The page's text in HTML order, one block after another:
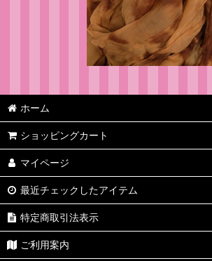
ホーム
ショッピングカート
マイページ
最近チェックしたアイテム
特定商取引法表示
ご利用案内